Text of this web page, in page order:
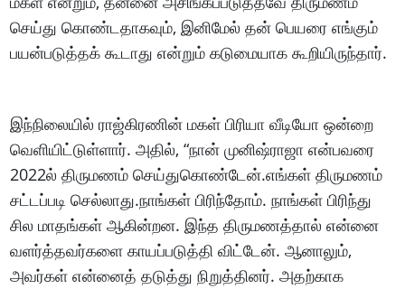
செய்து கொண்டதாகவும், இனிமேல் தன் பெயரை எங்கும்
பயன்படுத்தக் கூடாது என்றும் கடுமையாக கூறியிருந்தார்.
இந்நிலையில் ராஜ்கிரணின் மகள் பிரியா வீடியோ ஒன்றை
வெளியிட்டுள்ளார். அதில், “நான் முனிஷ்ராஜா என்பவரை
2022ல் திருமணம் செய்துகொண்டேன்.எங்கள் திருமணம்
சட்டப்படி செல்லாது.நாங்கள் பிரிந்தோம். நாங்கள் பிரிந்து
சில மாதங்கள் ஆகின்றன. இந்த திருமணத்தால் என்னை
வளர்த்தவர்களை காயப்படுத்தி விட்டேன். ஆனாலும்,
அவர்கள் என்னைத் தடுத்து நிறுத்தினர். அதற்காக